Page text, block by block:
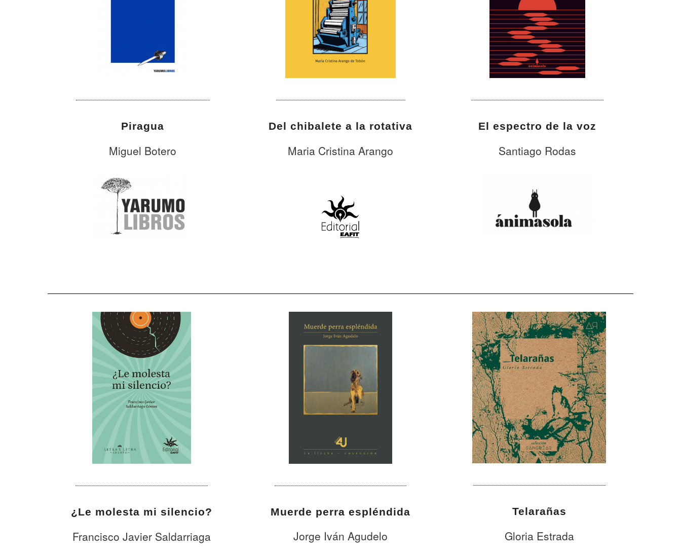
Piragua
Miguel Botero
Del chibalete a la rotativa
Maria Cristina Arango
El espectro de la voz
Santiago Rodas
¿Le molesta mi silencio?
Francisco Javier Saldarriaga
Muerde perra espléndida
Jorge Iván Agudelo
Telarañas
Gloria Estrada